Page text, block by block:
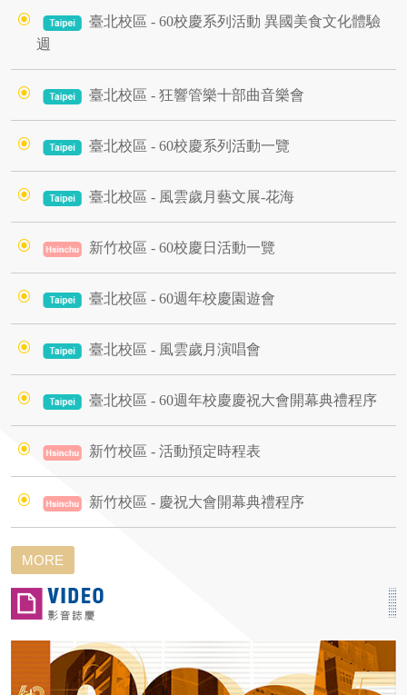
臺北校區 - 60校慶系列活動 異國美食文化體驗
週
臺北校區 - 狂響管樂十部曲音樂會
臺北校區 - 60校慶系列活動一覽
臺北校區 - 風雲歲月藝文展-花海
新竹校區 - 60校慶日活動一覽
臺北校區 - 60週年校慶園遊會
臺北校區 - 風雲歲月演唱會
臺北校區 - 60週年校慶慶祝大會開幕典禮程序
新竹校區 - 活動預定時程表
新竹校區 - 慶祝大會開幕典禮程序
MORE